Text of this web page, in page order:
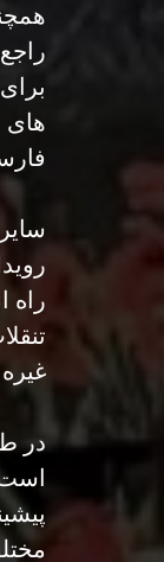
های
راه
در
است